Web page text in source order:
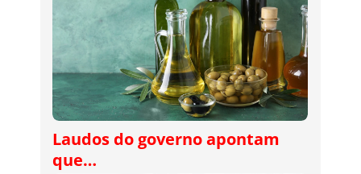
Laudos do governo apontam
que…